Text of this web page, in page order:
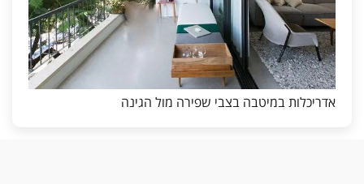
אדריכלות במיטבה בצבי שפירה מול הגינה